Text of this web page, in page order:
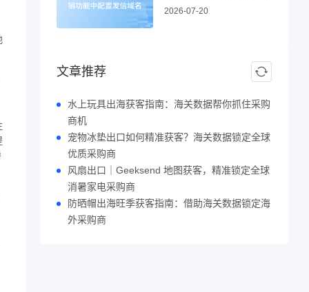
2026-07-20
文章推荐
水上玩具出海获客指南：海关数据帮你抓住采购
商机
宠物冰垫出口如何精准获客？海关数据锁定全球
优质采购商
风扇出口｜Geeksend 地图获客，精准锁定全球
消暑家电采购商
防晒帽出海旺季获客指南：借助海关数据锁定海
外采购商